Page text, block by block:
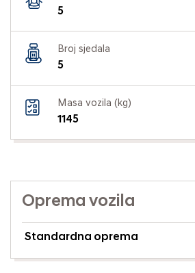
5
Broj sjedala
5
Masa vozila (kg)
1145
Oprema vozila
Standardna oprema